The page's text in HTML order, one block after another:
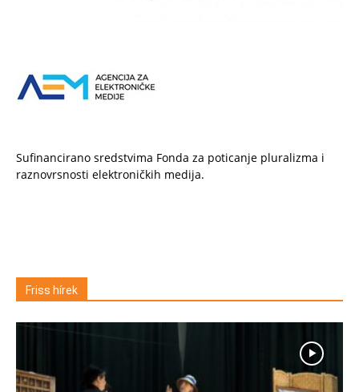
Sufinancirano sredstvima Fonda za poticanje pluralizma i
raznovrsnosti elektroničkih medija.
Friss hírek